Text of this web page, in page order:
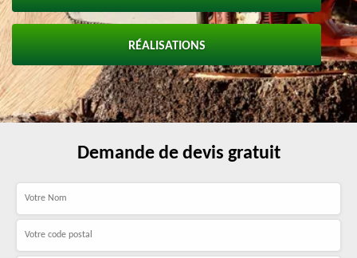
RÉALISATIONS
Demande de devis gratuit